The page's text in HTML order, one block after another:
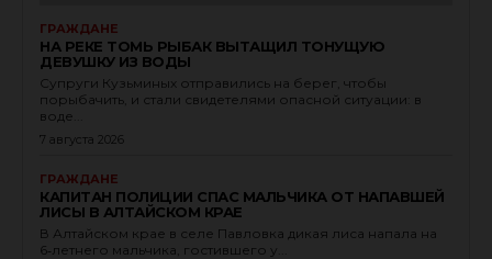
ГРАЖДАНЕ
НА РЕКЕ ТОМЬ РЫБАК ВЫТАЩИЛ ТОНУЩУЮ
ДЕВУШКУ ИЗ ВОДЫ
Супруги Кузьминых отправились на берег, чтобы
порыбачить, и стали свидетелями опасной ситуации: в
воде...
7 августа 2026
ГРАЖДАНЕ
КАПИТАН ПОЛИЦИИ СПАС МАЛЬЧИКА ОТ НАПАВШЕЙ
ЛИСЫ В АЛТАЙСКОМ КРАЕ
В Алтайском крае в селе Павловка дикая лиса напала на
6‑летнего мальчика, гостившего у...